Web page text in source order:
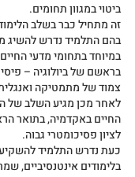
ביטוי במגוון תחומים.
זה מתחיל כבר בשלב
בהם התלמיד נדרש להשיג
במיוחד בתחומי מדעי
בראשם של ביולוגיה –
צמוד של מתמטיקה
לאחר מכן מגיע השלב של
החיים באקדמיה, בתואר
לציון פסיכומטרי גבוה.
בלימודים אינטנסיביים,